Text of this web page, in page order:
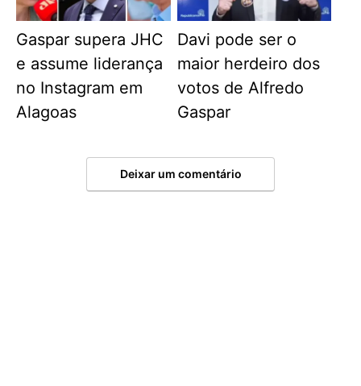
Gaspar supera JHC
e assume liderança
no Instagram em
Alagoas
Davi pode ser o
maior herdeiro dos
votos de Alfredo
Gaspar
Deixar um comentário